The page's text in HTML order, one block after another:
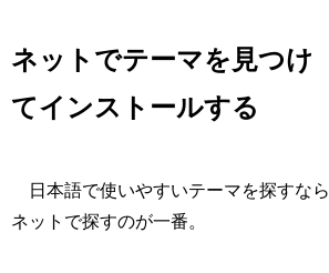
ネットでテーマを見つけ
てインストールする
日本語で使いやすいテーマを探すなら
ネットで探すのが一番。